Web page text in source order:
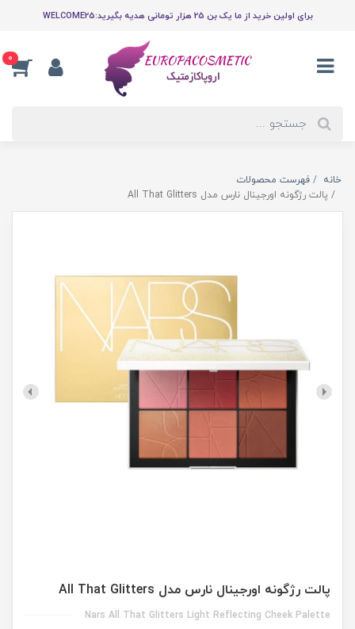
برای اولین خرید از ما یک بن 25 هزار تومانی هدیه بگیرید:WELCOME25
0
خانه
فهرست محصولات
پالت رژگونه اورجینال نارس مدل All That Glitters
پالت رژگونه اورجینال نارس مدل All That Glitters
Nars All That Glitters Light Reflecting Cheek Palette